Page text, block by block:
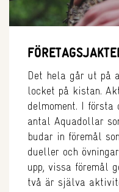
Det hela går ut på
locket på kistan.
delmoment. I
antal Aquadollar
budar in föremål
dueller och
upp, vissa föremål
två är själva